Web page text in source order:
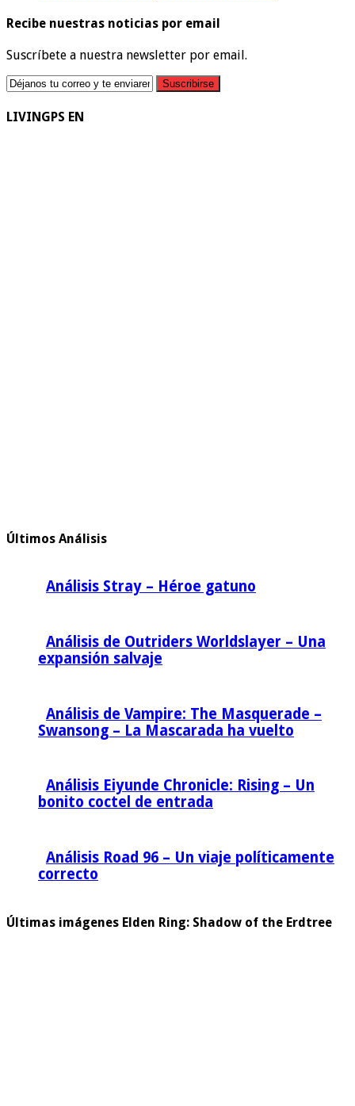
Recibe nuestras noticias por email
Suscríbete a nuestra newsletter por email.
LIVINGPS EN
Últimos Análisis
Análisis Stray – Héroe gatuno
Análisis de Outriders Worldslayer – Una
expansión salvaje
Análisis de Vampire: The Masquerade –
Swansong – La Mascarada ha vuelto
Análisis Eiyunde Chronicle: Rising – Un
bonito coctel de entrada
Análisis Road 96 – Un viaje políticamente
correcto
Últimas imágenes Elden Ring: Shadow of the Erdtree